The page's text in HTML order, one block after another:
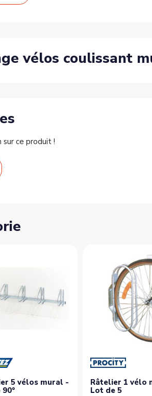
vélos coulissant
sur ce produit !
5 vélos mural -
Râtelier 1 vélo
Lot de 5